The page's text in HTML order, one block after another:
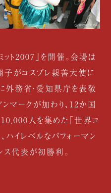
ット2007」を開催。会場は
子がコスプレ親善大使に
外務省・愛知県庁を表敬
ンマークが加わり、12か国
10,000人を集めた「世界コ
ハイレベルなパフォーマン
ス代表が初勝利。